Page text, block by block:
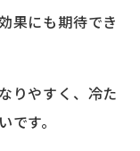
果にも期待でき
りやすく、冷た
す。